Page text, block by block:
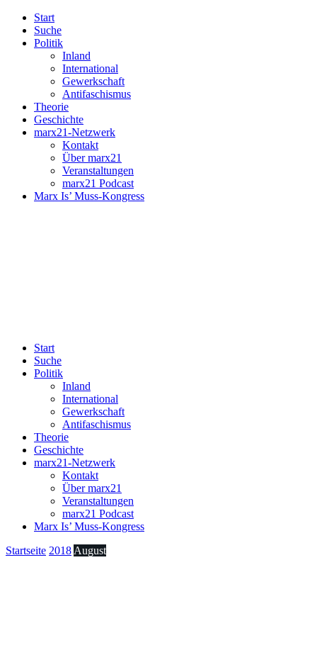
Start
Suche
Politik
Inland
International
Gewerkschaft
Antifaschismus
Theorie
Geschichte
marx21-Netzwerk
Kontakt
Über marx21
Veranstaltungen
marx21 Podcast
Marx Is’ Muss-Kongress
Start
Suche
Politik
Inland
International
Gewerkschaft
Antifaschismus
Theorie
Geschichte
marx21-Netzwerk
Kontakt
Über marx21
Veranstaltungen
marx21 Podcast
Marx Is’ Muss-Kongress
Startseite 2018 August